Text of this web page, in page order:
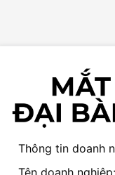
Thông tin doanh